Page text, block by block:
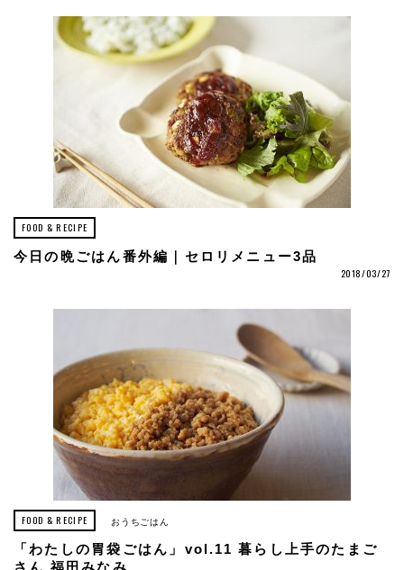
FOOD & RECIPE
今日の晩ごはん番外編｜セロリメニュー3品
2018/03/27
FOOD & RECIPE おうちごはん
「わたしの胃袋ごはん」vol.11 暮らし上手のたまご